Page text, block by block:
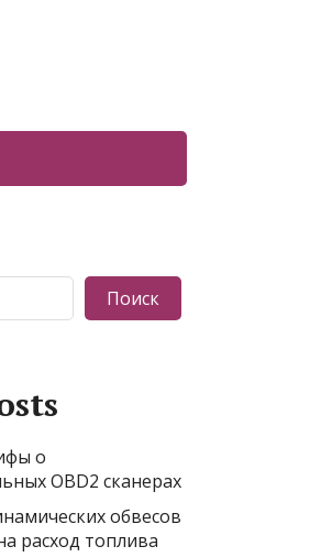
Поиск
о
OBD2 сканерах
обвесов
расход топлива